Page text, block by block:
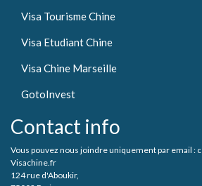
Visa Tourisme Chine
Visa Etudiant Chine
Visa Chine Marseille
GotoInvest
Contact info
Vous pouvez nous joindre uniquement par email :
Visachine.fr
124 rue d'Aboukir,